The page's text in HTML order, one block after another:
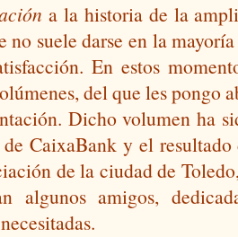
a la historia de la
no suele darse en la
En estos
del que les pongo
Dicho volumen ha
CaixaBank y el
de la ciudad de
algunos amigos,